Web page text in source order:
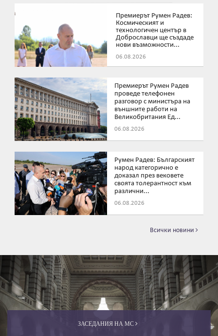
Премиерът Румен Радев:
Космическият и
технологичен център в
Доброславци ще създаде
нови възможности...
06.08.2026
Премиерът Румен Радев
проведе телефонен
разговор с министъра на
външните работи на
Великобритания Ед...
06.08.2026
Румен Радев: Българският
народ категорично е
доказал през вековете
своята толерантност към
различни...
06.08.2026
Всички новини
ЗАСЕДАНИЯ НА МС